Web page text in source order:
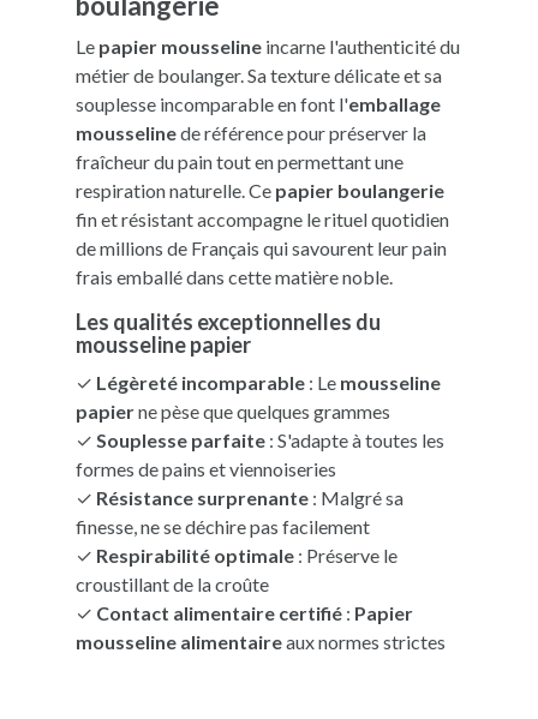
Le papier mousseline incarne l'authenticité du
métier de boulanger. Sa texture délicate et sa
souplesse incomparable en font l'emballage
mousselinede référence pour préserver la
fraîcheur du pain tout en permettant une
respiration naturelle. Ce papier boulangerie
fin et résistant accompagne le rituel quotidien
de millions de Français qui savourent leur pain
frais emballé dans cette matière noble.
Les qualités exceptionnelles du
mousseline papier
✓ Légèreté incomparable : Le mousseline
papierne pèse que quelques grammes
✓ Souplesse parfaite : S'adapte à toutes les
formes de pains et viennoiseries
✓ Résistance surprenante : Malgré sa
finesse, ne se déchire pas facilement
✓ Respirabilité optimale : Préserve le
croustillant de la croûte
✓ Contact alimentaire certifié : Papier
mousseline alimentaireaux normes strictes